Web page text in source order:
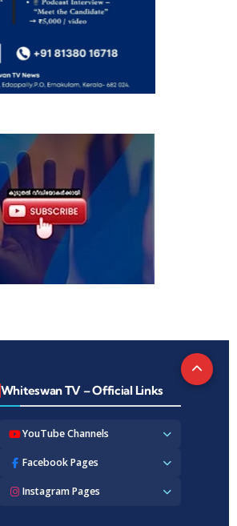
Whiteswan TV – Official Links
YouTube Channels
Whiteswan TV News
Whiteswan Kerala
Facebook Pages
Whiteswan TV News
Instagram Pages